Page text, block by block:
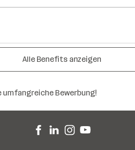
Alle Benefits anzeigen
umfangreiche Bewerbung!